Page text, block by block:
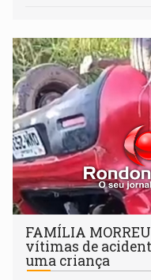
FAMÍLIA
vítimas de
uma criança